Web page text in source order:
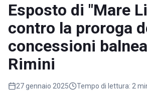
Esposto di "Mare
contro la proroga
concessioni
Rimini
27 gennaio 2025 Tempo di lettura: 2